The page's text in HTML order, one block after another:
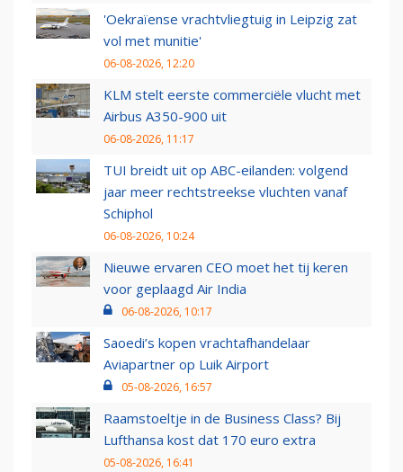
'Oekraïense vrachtvliegtuig in Leipzig zat
vol met munitie'
06-08-2026, 12:20
KLM stelt eerste commerciële vlucht met
Airbus A350-900 uit
06-08-2026, 11:17
TUI breidt uit op ABC-eilanden: volgend
jaar meer rechtstreekse vluchten vanaf
Schiphol
06-08-2026, 10:24
Nieuwe ervaren CEO moet het tij keren
voor geplaagd Air India
06-08-2026, 10:17
Saoedi’s kopen vrachtafhandelaar
Aviapartner op Luik Airport
05-08-2026, 16:57
Raamstoeltje in de Business Class? Bij
Lufthansa kost dat 170 euro extra
05-08-2026, 16:41